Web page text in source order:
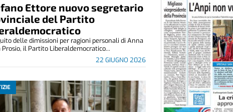
Ettore nuovo segretario
del Partito
22 GIUGNO 2026
delle dimissioni per ragioni personali di Anna
Prosio, il Partito Liberaldemocratico...